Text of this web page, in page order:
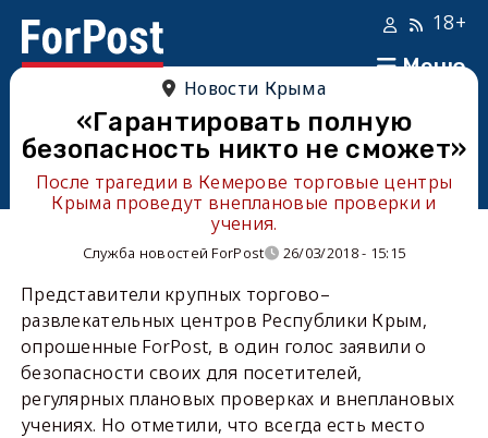
Меню
18+
Новости Крыма
«Гарантировать полную
безопасность никто не сможет»
После трагедии в Кемерове торговые центры
Крыма проведут внеплановые проверки и
учения.
Служба новостей ForPost 26/03/2018 - 15:15
Представители крупных торгово–
развлекательных центров Республики Крым,
опрошенные ForPost, в один голос заявили о
безопасности своих для посетителей,
регулярных плановых проверках и внеплановых
учениях. Но отметили, что всегда есть место